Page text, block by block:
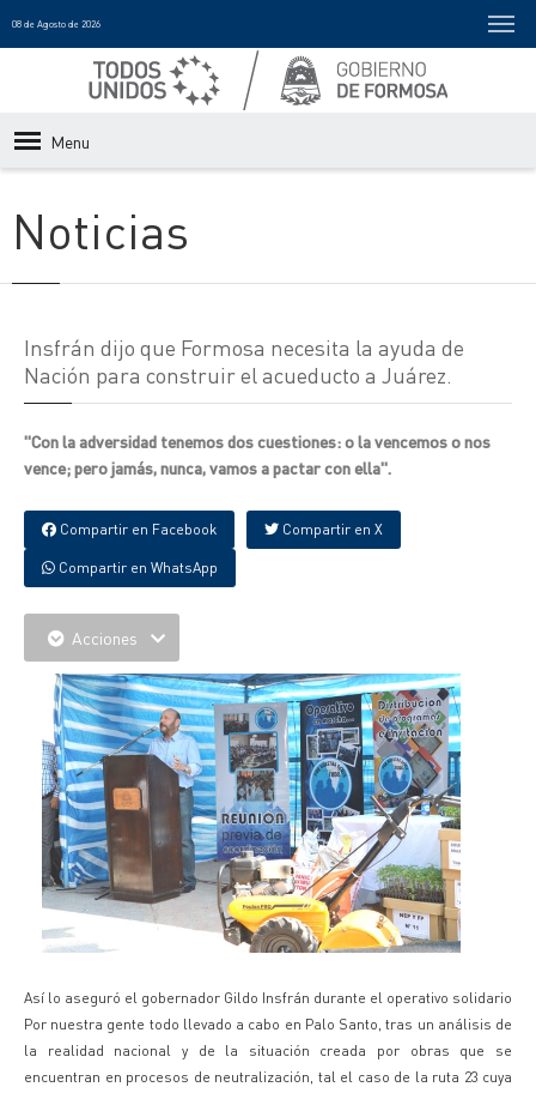
08 de Agosto de 2026
Menu
Noticias
Insfrán dijo que Formosa necesita la ayuda de
Nación para construir el acueducto a Juárez.
"Con la adversidad tenemos dos cuestiones: o la vencemos o nos
vence; pero jamás, nunca, vamos a pactar con ella".
Compartir en Facebook Compartir en X
Compartir en WhatsApp
Acciones
Así lo aseguró el gobernador Gildo Insfrán durante el operativo solidario
Por nuestra gente todo llevado a cabo en Palo Santo, tras un análisis de
la realidad nacional y de la situación creada por obras que se
encuentran en procesos de neutralización, tal el caso de la ruta 23 cuya